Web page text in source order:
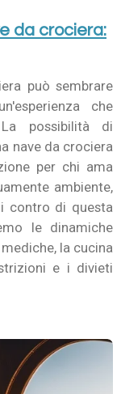
da crociera:
può sembrare
che
possibilità di
nave da crociera
per chi ama
ambiente,
contro di questa
le dinamiche
la cucina
e i divieti